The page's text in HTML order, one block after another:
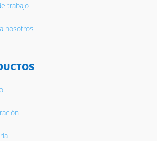
trabajo
nosotros